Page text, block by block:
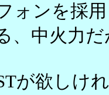
ォンを採
、中火力
が欲しけ